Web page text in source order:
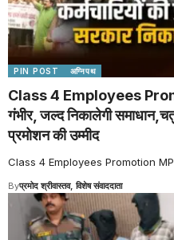
PIN POST अग्निपथ
Class 4 Employees
गंभीर, जल्द निकालेगी
प्रमोशन की उम्मीद
Class 4 Employees Promotion MP :
Byप्रमोद श्रीवास्तव, विशेष संवाददाता